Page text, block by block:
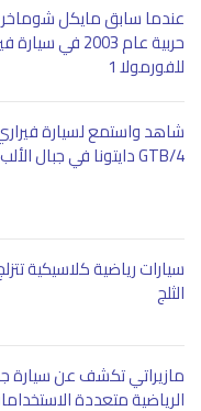
عندما سابق مايكل
حربية عام 2003 في
للفورمولا 1
GTB/4 دايتونا في جبال الألب
سيارات رياضية كلاسيكية
الثلج
مازيراتي تكشف عن سيارة
الرياضية متعددة